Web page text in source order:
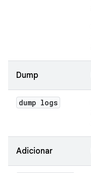
Dump
dump logs
Adicionar